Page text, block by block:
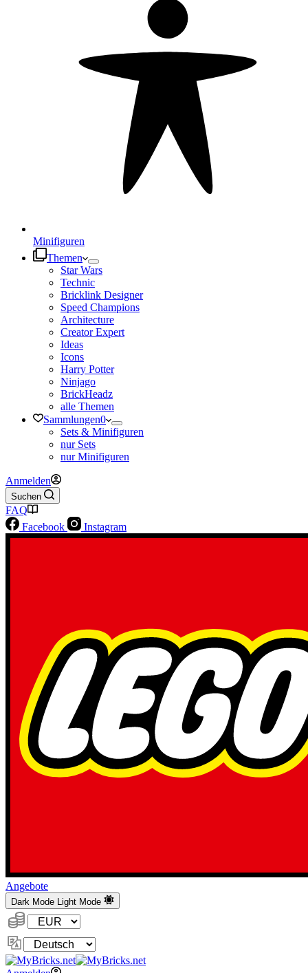
Minifiguren
Themen
Star Wars
Technic
Bricklink Designer
Speed Champions
Architecture
Creator Expert
Ideas
Icons
Harry Potter
Ninjago
BrickHeadz
alle Themen
Sammlungen0
Sets & Minifiguren
nur Sets
nur Minifiguren
Anmelden
Suchen
FAQ
Facebook
Instagram
Angebote
Dark Mode Light Mode
Währung:
Sprache
ändern